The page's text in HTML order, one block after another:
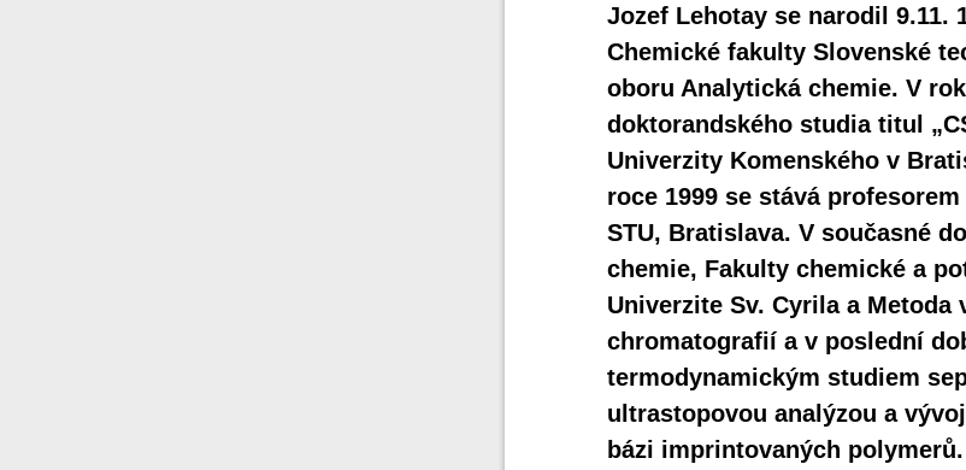
Jozef Lehotay se narodil 9.11.
Chemické fakulty Slovenské
oboru Analytická chemie. V
doktorandského studia titul
Univerzity Komenského v
roce 1999 se stává
STU, Bratislava. V současné
chemie, Fakulty chemické a
Univerzite Sv. Cyrila a Metoda
chromatografií a v poslední
termodynamickým studiem
ultrastopovou analýzou a
bázi imprintovaných